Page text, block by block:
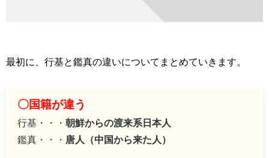
最初に、行基と鑑真の違いについてまとめていきます。
〇国籍が違う
行基・・・ 朝鮮からの渡来系日本人
鑑真・・・ 唐人（中国から来た人）